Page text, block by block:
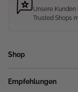
Unsere
Trusted Shops
Shop
Empfehlungen